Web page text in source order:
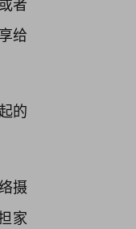
给
的
摄
家